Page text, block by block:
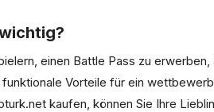
einen Battle Pass zu
Vorteile für ein
kaufen, können Sie Ihre